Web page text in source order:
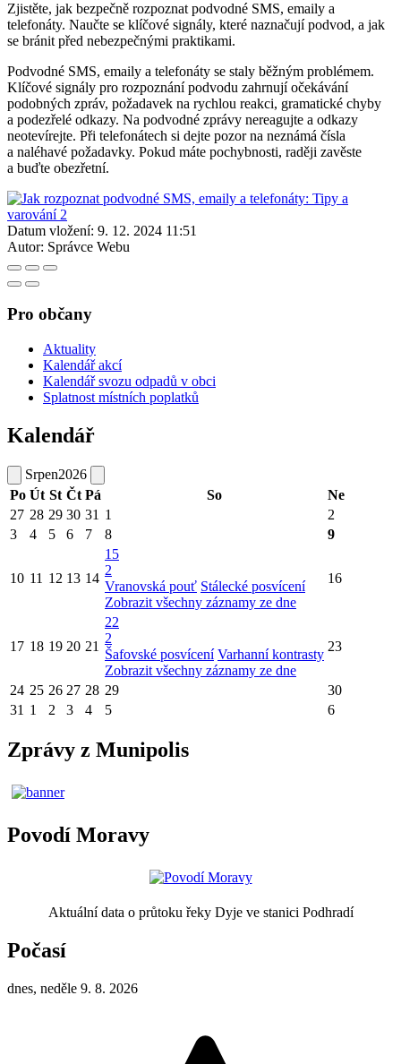
Zjistěte, jak bezpečně rozpoznat podvodné SMS, emaily a
telefonáty. Naučte se klíčové signály, které naznačují podvod, a jak
se bránit před nebezpečnými praktikami.
Podvodné SMS, emaily a telefonáty se staly běžným problémem.
Klíčové signály pro rozpoznání podvodu zahrnují očekávání
podobných zpráv, požadavek na rychlou reakci, gramatické chyby
a podezřelé odkazy. Na podvodné zprávy nereagujte a odkazy
neotevírejte. Při telefonátech si dejte pozor na neznámá čísla
a naléhavé požadavky. Pokud máte pochybnosti, raději zavěste
a buďte obezřetní.
Datum vložení: 9. 12. 2024 11:51
Autor: Správce Webu
Pro občany
Aktuality
Kalendář akcí
Kalendář svozu odpadů v obci
Splatnost místních poplatků
Kalendář
Srpen2026
Po Út St Čt Pá So
Ne
27 28 29 30 31 1
2
3
4 5 6 7 8 9
10 11 12 13 14
15
2
Vranovská pouť Stálecké posvícení
Zobrazit všechny záznamy ze dne
16
17 18 19 20 21
22
2
Šafovské posvícení Varhanní kontrasty
Zobrazit všechny záznamy ze dne
23
24 25 26 27 28 29
30
31 1 2 3 4 5 6
Zprávy z Munipolis
Povodí Moravy
Aktuální data o průtoku řeky Dyje ve stanici Podhradí
Počasí
dnes, neděle 9. 8. 2026